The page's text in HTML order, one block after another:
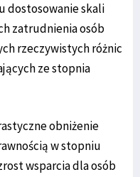
dostosowanie skali
zatrudnienia osób
rzeczywistych różnic
ze stopnia
obniżenie
w stopniu
wsparcia dla osób